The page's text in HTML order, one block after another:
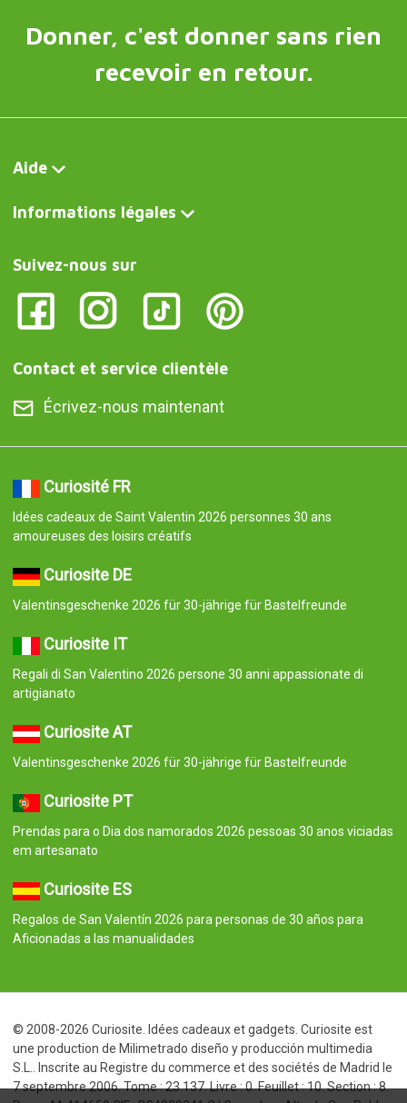
Donner, c'est donner sans rien
recevoir en retour.
Aide
Informations légales
Suivez-nous sur
Contact et service clientèle
Écrivez-nous maintenant
Curiosité FR
Idées cadeaux de Saint Valentin 2026 personnes 30 ans
amoureuses des loisirs créatifs
Curiosite DE
Valentinsgeschenke 2026 für 30-jährige für Bastelfreunde
Curiosite IT
Regali di San Valentino 2026 persone 30 anni appassionate di
artigianato
Curiosite AT
Valentinsgeschenke 2026 für 30-jährige für Bastelfreunde
Curiosite PT
Prendas para o Dia dos namorados 2026 pessoas 30 anos viciadas
em artesanato
Curiosite ES
Regalos de San Valentín 2026 para personas de 30 años para
Aficionadas a las manualidades
© 2008-2026 Curiosite. Idées cadeaux et gadgets. Curiosite est
une production de Milimetrado diseño y producción multimedia
S.L.. Inscrite au Registre du commerce et des sociétés de Madrid le
7 septembre 2006. Tome : 23.137. Livre : 0. Feuillet : 10. Section : 8.